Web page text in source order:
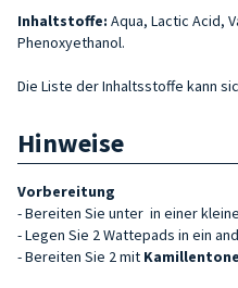
Inhaltstoffe: Aqua, Lactic Acid,
Phenoxyethanol.
Die Liste der Inhaltsstoffe kann
Hinweise
Vorbereitung
- Bereiten Sie unter in einer
- Legen Sie 2 Wattepads in ein
- Bereiten Sie 2 mit